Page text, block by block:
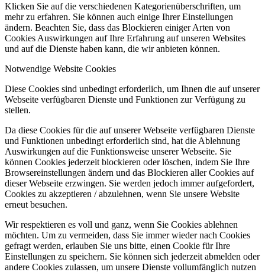
Klicken Sie auf die verschiedenen Kategorienüberschriften, um
mehr zu erfahren. Sie können auch einige Ihrer Einstellungen
ändern. Beachten Sie, dass das Blockieren einiger Arten von
Cookies Auswirkungen auf Ihre Erfahrung auf unseren Websites
und auf die Dienste haben kann, die wir anbieten können.
Notwendige Website Cookies
Diese Cookies sind unbedingt erforderlich, um Ihnen die auf unserer
Webseite verfügbaren Dienste und Funktionen zur Verfügung zu
stellen.
Da diese Cookies für die auf unserer Webseite verfügbaren Dienste
und Funktionen unbedingt erforderlich sind, hat die Ablehnung
Auswirkungen auf die Funktionsweise unserer Webseite. Sie
können Cookies jederzeit blockieren oder löschen, indem Sie Ihre
Browsereinstellungen ändern und das Blockieren aller Cookies auf
dieser Webseite erzwingen. Sie werden jedoch immer aufgefordert,
Cookies zu akzeptieren / abzulehnen, wenn Sie unsere Website
erneut besuchen.
Wir respektieren es voll und ganz, wenn Sie Cookies ablehnen
möchten. Um zu vermeiden, dass Sie immer wieder nach Cookies
gefragt werden, erlauben Sie uns bitte, einen Cookie für Ihre
Einstellungen zu speichern. Sie können sich jederzeit abmelden oder
andere Cookies zulassen, um unsere Dienste vollumfänglich nutzen